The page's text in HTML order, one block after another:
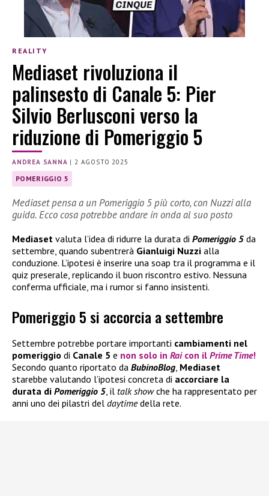
REALITY
Mediaset rivoluziona il
palinsesto di Canale 5: Pier
Silvio Berlusconi verso la
riduzione di Pomeriggio 5
ANDREA SANNA |2 AGOSTO 2025
POMERIGGIO 5
Mediaset pensa a un Pomeriggio 5 più corto, con Nuzzi alla
guida. Ecco cosa potrebbe andare in onda al suo posto
Mediaset valuta l’idea di ridurre la durata di Pomeriggio 5 da
settembre, quando subentrerà Gianluigi Nuzzi alla
conduzione. L’ipotesi è inserire una soap tra il programma e il
quiz preserale, replicando il buon riscontro estivo. Nessuna
conferma ufficiale, ma i rumor si fanno insistenti.
Pomeriggio 5 si accorcia a settembre
Settembre potrebbe portare importanti cambiamenti nel
pomeriggio di Canale 5 e non solo in Raicon il Prime Time!
Secondo quanto riportato da BubinoBlog, Mediaset
starebbe valutando l’ipotesi concreta di accorciare la
durata di Pomeriggio 5, il talk showche ha rappresentato per
anni uno dei pilastri del daytimedella rete.